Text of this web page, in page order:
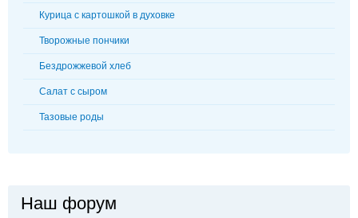
Курица с картошкой в духовке
Творожные пончики
Бездрожжевой хлеб
Салат с сыром
Тазовые роды
Наш форум